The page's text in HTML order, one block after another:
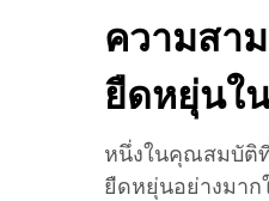
ความสา
ยืดหยุ่นใ
หนึ่งในคุณสมบัติ
ยืดหยุ่นอย่างมาก